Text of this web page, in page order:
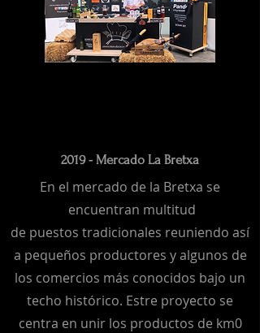
2019 - Mercado La Bretxa
En el mercado de la Bretxa se
encuentran multitud
de puestos tradicionales reuniendo así
a pequeños productores y algunos de
los comercios más conocidos bajo un
techo histórico. Estre proyecto se
centra en unir los productos de km0